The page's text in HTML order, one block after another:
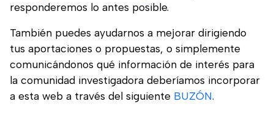
responderemos lo antes posible.
También puedes ayudarnos a mejorar dirigiendo
tus aportaciones o propuestas, o simplemente
comunicándonos qué información de interés para
la comunidad investigadora deberíamos incorporar
a esta web a través del siguiente BUZÓN.